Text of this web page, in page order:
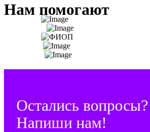
Нам помогают
Остались вопросы?
Напиши нам!